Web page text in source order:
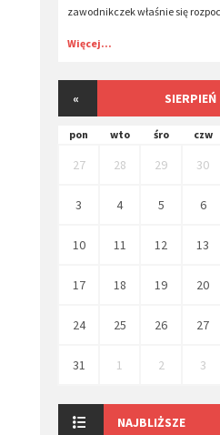
zawodnikczek właśnie się
Więcej...
« SIERPIEŃ
pon wto śro czw
27 28 29 30
3 4 5 6
10 11 12 13
17 18 19 20
24 25 26 27
31 1 2 3
NAJBLIŻSZE